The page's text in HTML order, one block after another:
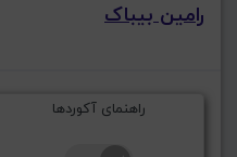
رامین بیباک
راهنمای آکوردها